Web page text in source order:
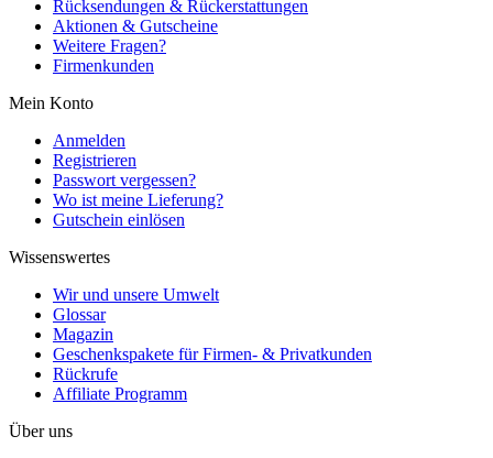
Rücksendungen & Rückerstattungen
Aktionen & Gutscheine
Weitere Fragen?
Firmenkunden
Mein Konto
Anmelden
Registrieren
Passwort vergessen?
Wo ist meine Lieferung?
Gutschein einlösen
Wissenswertes
Wir und unsere Umwelt
Glossar
Magazin
Geschenkspakete für Firmen- & Privatkunden
Rückrufe
Affiliate Programm
Über uns